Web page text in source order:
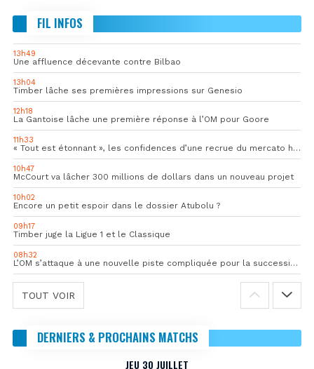
FIL INFOS
13h49
Une affluence décevante contre Bilbao
13h04
Timber lâche ses premières impressions sur Genesio
12h18
La Gantoise lâche une première réponse à l’OM pour Goore
11h33
« Tout est étonnant », les confidences d’une recrue du mercato hivernal de l’OM
10h47
McCourt va lâcher 300 millions de dollars dans un nouveau projet
10h02
Encore un petit espoir dans le dossier Atubolu ?
09h17
Timber juge la Ligue 1 et le Classique
08h32
L’OM s’attaque à une nouvelle piste compliquée pour la succession de Rulli
TOUT VOIR
DERNIERS & PROCHAINS MATCHS
JEU 30 JUILLET